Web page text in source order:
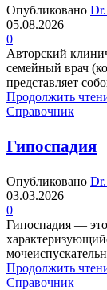
Опубликовано
05.08.2026
0
Авторский
семейный врач
представляет
Продолжить
Справочник
Гипоспадия
Опубликовано
03.03.2026
0
Гипоспадия —
Продолжить
Справочник